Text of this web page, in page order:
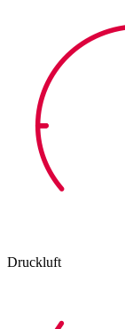
Druckluft